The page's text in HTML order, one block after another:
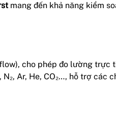
mang đến khả năng kiểm
cho phép đo lường trực
Ar, He, CO₂…, hỗ trợ các